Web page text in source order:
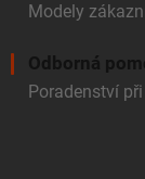
Modely
Odborná
Poradenství